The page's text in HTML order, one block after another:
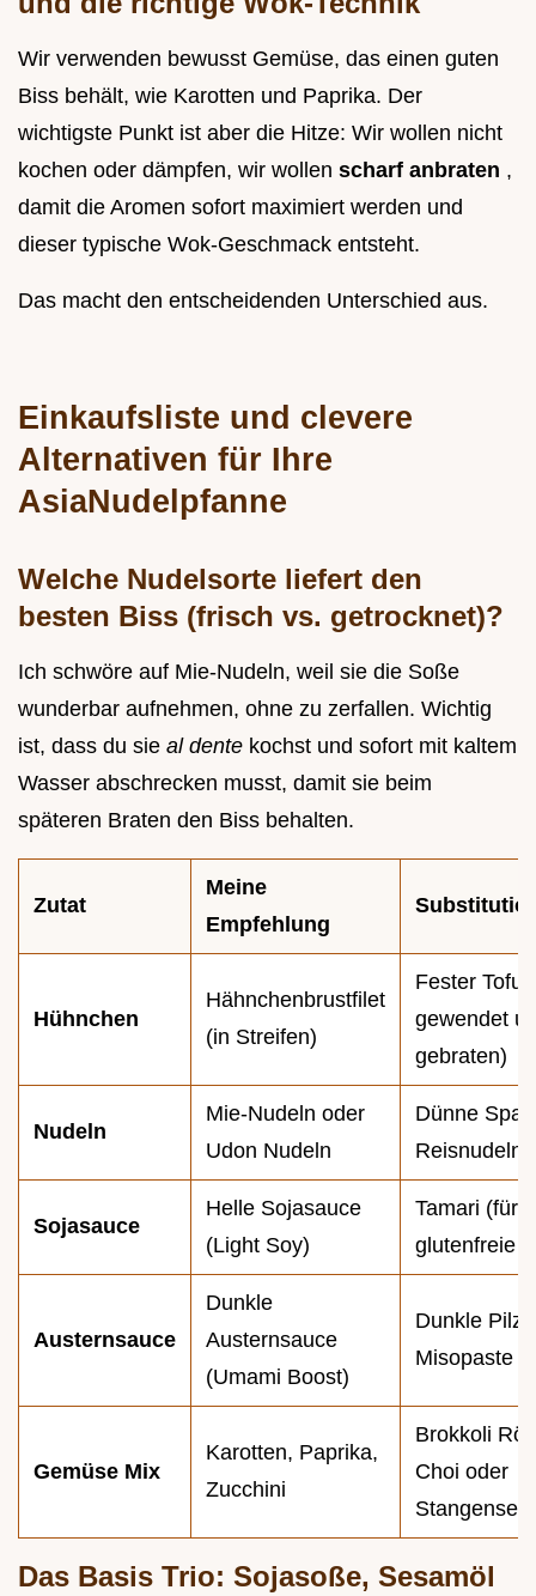
Wir verwenden bewusst Gemüse, das einen guten
Biss behält, wie Karotten und Paprika. Der
wichtigste Punkt ist aber die Hitze: Wir wollen nicht
kochen oder dämpfen, wir wollen scharf anbraten ,
damit die Aromen sofort maximiert werden und
dieser typische Wok-Geschmack entsteht.
Das macht den entscheidenden Unterschied aus.
Einkaufsliste und clevere
Alternativen für Ihre
AsiaNudelpfanne
Welche Nudelsorte liefert den
besten Biss (frisch vs. getrocknet)?
Ich schwöre auf Mie-Nudeln, weil sie die Soße
wunderbar aufnehmen, ohne zu zerfallen. Wichtig
ist, dass du sie al dente kochst und sofort mit kaltem
Wasser abschrecken musst, damit sie beim
späteren Braten den Biss behalten.
Zutat
Meine
Empfehlung
Hühnchen
Hähnchenbrustfilet
(in Streifen)
Fester Tofu
gewendet
gebraten)
Nudeln
Mie-Nudeln oder
Udon Nudeln
Dünne
Reisnudeln
Sojasauce
Helle Sojasauce
(Light Soy)
Tamari (für
glutenfreie
Austernsauce
Dunkle
Austernsauce
(Umami Boost)
Dunkle
Misopaste
Gemüse Mix
Karotten, Paprika,
Zucchini
Brokkoli
Choi oder
Das Basis Trio: Sojasoße, Sesamöl